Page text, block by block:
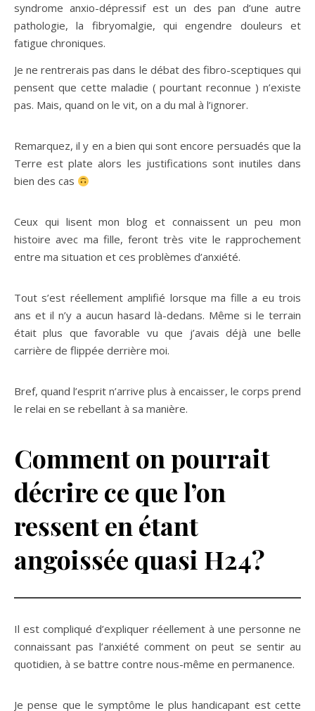
syndrome anxio-dépressif est un des pan d’une autre
pathologie, la fibryomalgie, qui engendre douleurs et
fatigue chroniques.
Je ne rentrerais pas dans le débat des fibro-sceptiques qui
pensent que cette maladie ( pourtant reconnue ) n’existe
pas. Mais, quand on le vit, on a du mal à l’ignorer.
Remarquez, il y en a bien qui sont encore persuadés que la
Terre est plate alors les justifications sont inutiles dans
bien des cas
Ceux qui lisent mon blog et connaissent un peu mon
histoire avec ma fille, feront très vite le rapprochement
entre ma situation et ces problèmes d’anxiété.
Tout s’est réellement amplifié lorsque ma fille a eu trois
ans et il n’y a aucun hasard là-dedans. Même si le terrain
était plus que favorable vu que j’avais déjà une belle
carrière de flippée derrière moi.
Bref, quand l’esprit n’arrive plus à encaisser, le corps prend
le relai en se rebellant à sa manière.
Comment on pourrait
décrire ce que l’on
ressent en étant
angoissée quasi H24?
Il est compliqué d’expliquer réellement à une personne ne
connaissant pas l’anxiété comment on peut se sentir au
quotidien, à se battre contre nous-même en permanence.
Je pense que le symptôme le plus handicapant est cette